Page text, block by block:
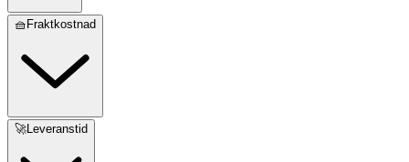
🧺Fraktkostnad
🚀Leveranstid